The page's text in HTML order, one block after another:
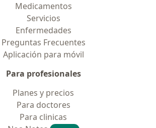
Medicamentos
Servicios
Enfermedades
Preguntas Frecuentes
Aplicación para móvil
Para profesionales
Planes y precios
Para doctores
Para clinicas